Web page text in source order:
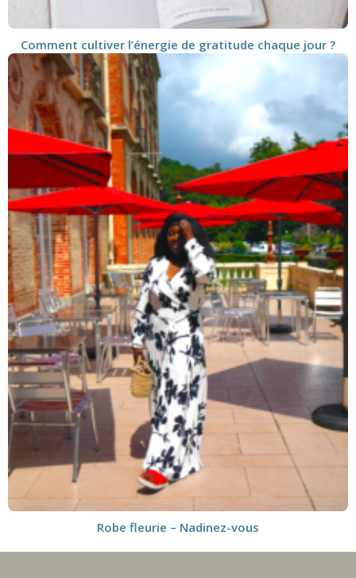
Comment cultiver l’énergie de gratitude chaque jour ?
Robe fleurie – Nadinez-vous